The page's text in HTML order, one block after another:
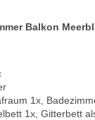
Balkon
1x,
1x, Gitterbett